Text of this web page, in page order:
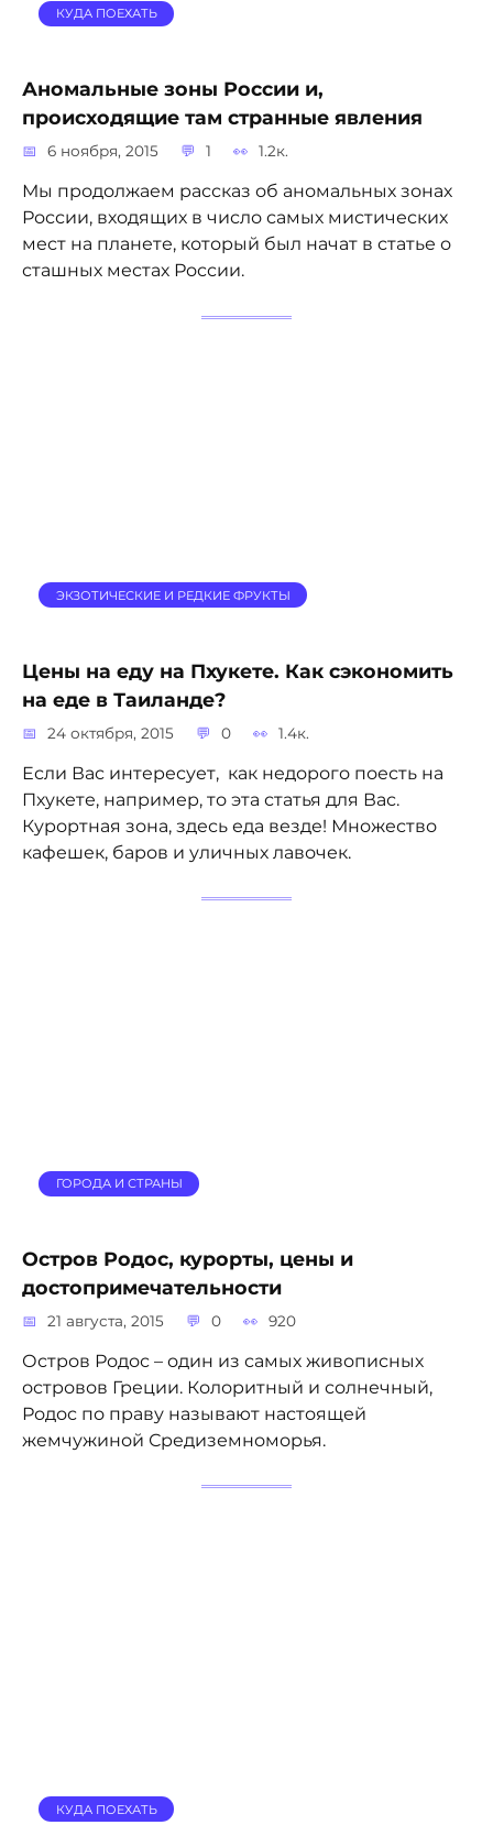
КУДА ПОЕХАТЬ
Аномальные зоны России и,
происходящие там странные явления
6 ноября, 2015 1 1.2к.
Мы продолжаем рассказ об аномальных зонах
России, входящих в число самых мистических
мест на планете, который был начат в статье о
сташных местах России.
ЭКЗОТИЧЕСКИЕ И РЕДКИЕ ФРУКТЫ
Цены на еду на Пхукете. Как сэкономить
на еде в Таиланде?
24 октября, 2015 0 1.4к.
Если Вас интересует, как недорого поесть на
Пхукете, например, то эта статья для Вас.
Курортная зона, здесь еда везде! Множество
кафешек, баров и уличных лавочек.
ГОРОДА И СТРАНЫ
Остров Родос, курорты, цены и
достопримечательности
21 августа, 2015 0 920
Остров Родос – один из самых живописных
островов Греции. Колоритный и солнечный,
Родос по праву называют настоящей
жемчужиной Средиземноморья.
КУДА ПОЕХАТЬ